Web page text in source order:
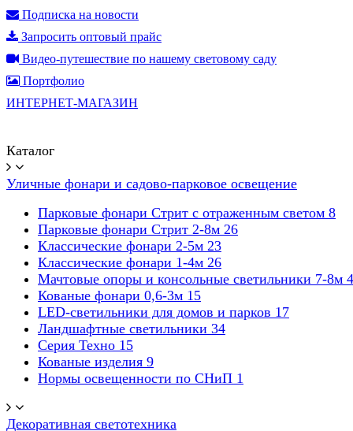
Подписка на новости
Запросить оптовый прайс
Видео-путешествие по нашему световому саду
Портфолио
ИНТЕРНЕТ-МАГАЗИН
Каталог
Уличные фонари и садово-парковое освещение
Парковые фонари Стрит с отраженным светом 8
Парковые фонари Стрит 2-8м 26
Классические фонари 2-5м 23
Классические фонари 1-4м 26
Мачтовые опоры и консольные светильники 7-8м 4
Кованые фонари 0,6-3м 15
LED-светильники для домов и парков 17
Ландшафтные светильники 34
Серия Техно 15
Кованые изделия 9
Нормы освещенности по СНиП 1
Декоративная светотехника